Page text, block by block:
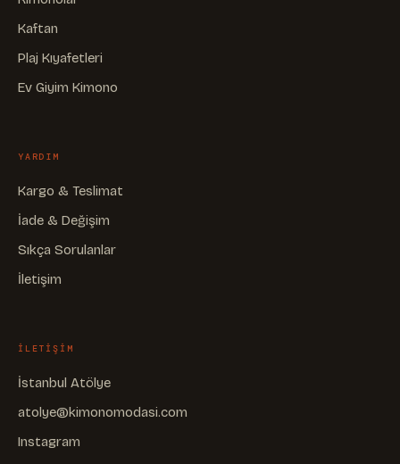
Kaftan
Plaj Kıyafetleri
Ev Giyim Kimono
YARDIM
Kargo & Teslimat
İade & Değişim
Sıkça Sorulanlar
İletişim
ILETIŞIM
İstanbul Atölye
atolye@kimonomodasi.com
Instagram